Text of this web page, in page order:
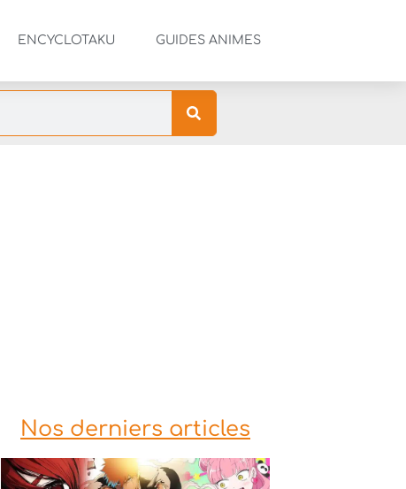
ENCYCLOTAKU GUIDES ANIMES
Nos derniers articles